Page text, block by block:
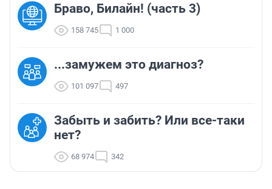
Браво, Билайн! (часть 3)
158 745 1 000
...замужем это диагноз?
101 097 497
Забыть и забить? Или все-таки
нет?
68 974 342